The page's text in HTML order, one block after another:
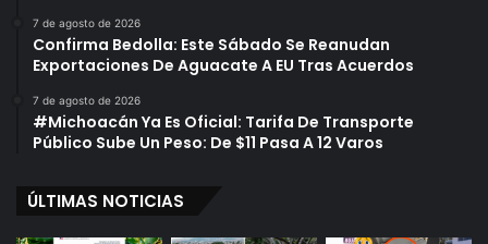
7 de agosto de 2026
Confirma Bedolla: Este Sábado Se Reanudan
Exportaciones De Aguacate A EU Tras Acuerdos
7 de agosto de 2026
#Michoacán Ya Es Oficial: Tarifa De Transporte
Público Sube Un Peso: De $11 Pasa A 12 Varos
ÚLTIMAS NOTICIAS